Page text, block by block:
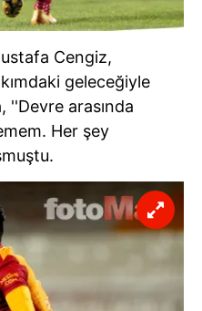
Cengiz,
geleceğiyle
''Devre arasında
Her şey